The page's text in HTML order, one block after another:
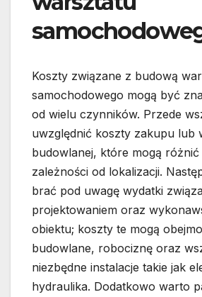
Koszty związane z budową
samochodowego mogą być
od wielu czynników. Przede
uwzględnić koszty zakupu lub
budowlanej, które mogą różnić
zależności od lokalizacji.
brać pod uwagę wydatki
projektowaniem oraz
obiektu; koszty te mogą
budowlane, robociznę oraz
niezbędne instalacje takie jak
hydraulika. Dodatkowo warto